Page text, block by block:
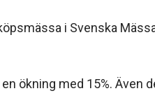
i Svenska
ökning med 15%. Även